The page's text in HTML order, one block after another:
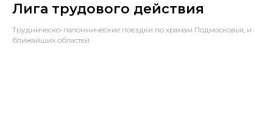
Лига трудового действия
Трудническо-паломнические поездки по храмам Подмосковья, и
ближайших областей